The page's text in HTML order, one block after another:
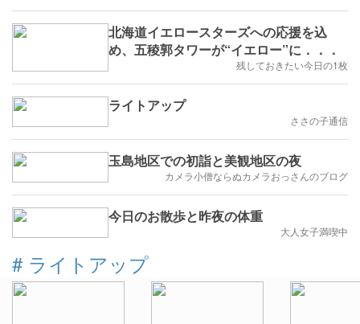
北海道イエロースターズへの応援を込
め、五稜郭タワーが“イエロー”に．．．
残しておきたい今日の1枚
ライトアップ
ささの子通信
玉島地区での初詣と美観地区の夜
カメラ小僧ならぬカメラおっさんのブログ
今日のお散歩と昨夜の体重
大人女子満喫中
# ライトアップ